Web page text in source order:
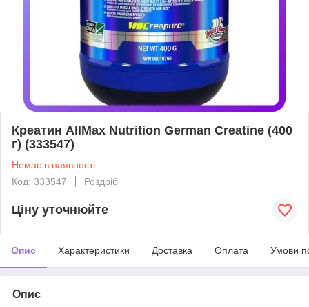
Креатин AllMax Nutrition German Creatine (400
г) (333547)
Немає в наявності
Код: 333547
Роздріб
Ціну уточнюйте
Опис Характеристики Доставка Оплата Умови
Опис